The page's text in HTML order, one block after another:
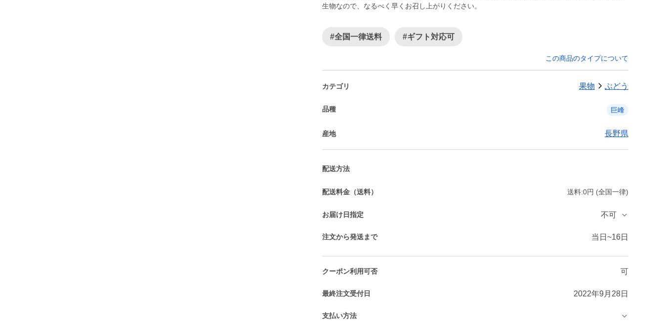
生物なので、なるべく早くお召し上がりください。
#全国一律送料 #ギフト対応可
この商品のタイプについて
カテゴリ 果物 ぶどう
品種 巨峰
産地 長野県
配送方法
配送料金（送料） 送料:0円 (全国一律)
お届け日指定 不可
注文から発送まで 当日~16日
クーポン利用可否 可
最終注文受付日 2022年9月28日
支払い方法